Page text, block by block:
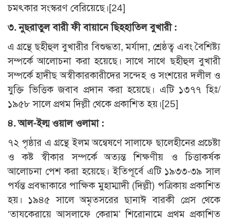
চমৎকার সংস্করণ বেরিয়েছে।[24]
৩. নুছরাতুল বারী ফী বায়ানে ছিহহাতিল বুখারী :
এ গ্রন্থে ছহীহুল বুখারীর বিশুদ্ধতা, মর্যাদা, শ্রেষ্ঠত্ব এবং বৈশিষ্ট্য
সম্পর্কে আলোচনা করা হয়েছে। সাথে সাথে ছহীহুল বুখারী
সম্পর্কে হাদীছ অস্বীকারকারীদের সন্দেহ ও সংশয়ের দলীল ও
যুক্তি ভিত্তিক জবাব প্রদান করা হয়েছে। এটি ১৩৭৭ হিঃ/
১৯৫৮ সালে প্রথম দিল্লী থেকে প্রকাশিত হয়।[25]
৪. আল-ইল্ম ওয়াল ওলামা :
৭২ পৃষ্ঠার এ গ্রন্থে ইলম অন্বেষণে সালাফে ছালেহীনের প্রচেষ্টা
ও কষ্ট স্বীকার সম্পর্কে অত্যন্ত শিক্ষণীয় ও চিত্তাকর্ষক
আলোচনা পেশ করা হয়েছে। ইতিপূর্বে এটি ১৯৩৩-৩৯ সাল
পর্যন্ত প্রবন্ধাকারে পাক্ষিক মুহাম্মাদী (দিল্লী) পত্রিকায় প্রকাশিত
হয়। ১৯৪৫ সালে অমৃতসরের ছানাঈ বারকী প্রেস থেকে
‘তাযকেরায়ে আসলাফে কেরাম’ শিরোনামে প্রথম প্রকাশিত